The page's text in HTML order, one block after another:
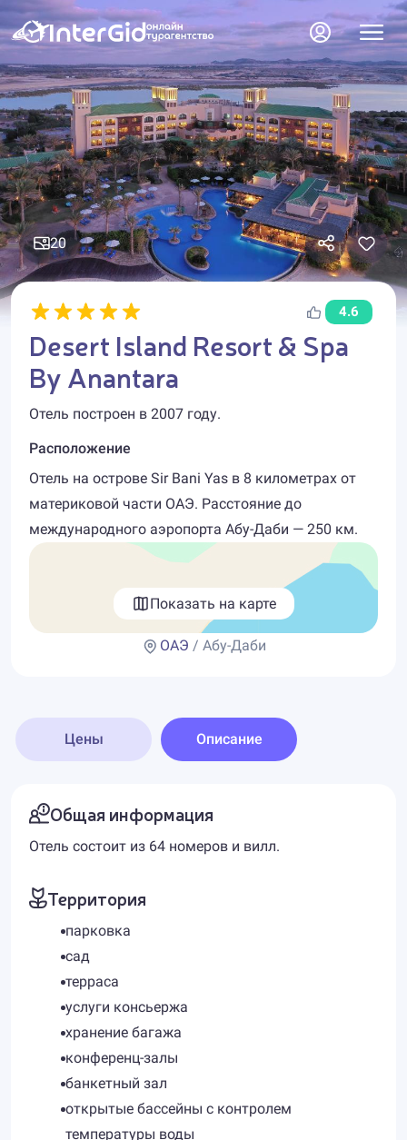
20
4.6
Desert Island Resort & Spa
By Anantara
Отель построен в 2007 году.
Расположение
Отель на острове Sir Bani Yas в 8 километрах от
материковой части ОАЭ. Расстояние до
международного аэропорта Абу-Даби — 250 км.
Показать на карте
ОАЭ / Абу-Даби
Цены Описание
Общая информация
Отель состоит из 64 номеров и вилл.
Территория
парковка
сад
терраса
услуги консьержа
хранение багажа
конференц-залы
банкетный зал
открытые бассейны с контролем
температуры воды